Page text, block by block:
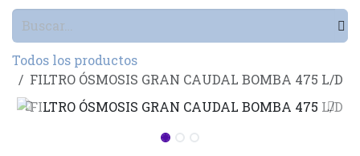
Todos los productos
FILTRO ÓSMOSIS GRAN CAUDAL BOMBA 475 L/D